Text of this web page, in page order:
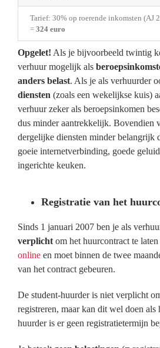
Tarief: 30% op roerende inkomsten (AJ
= 324 euro
Opgelet! Als je bijvoorbeeld twintig
verhuur mogelijk als
anders belast. Als je als verhuurder
diensten (zoals een wekelijkse kuis)
verhuur zeker als beroepsinkomen
dus minder aantrekkelijk. Bovendien
dergelijke diensten minder belangrijk
goeie internetverbinding, goede
ingerichte keuken.
Registratie van het
Sinds 1 januari 2007 ben je als
verplicht om het huurcontract te
online en moet binnen de twee
van het contract gebeuren.
De student-huurder is niet verplicht
registreren, maar kan dit wel doen
huurder is er geen registratietermijn